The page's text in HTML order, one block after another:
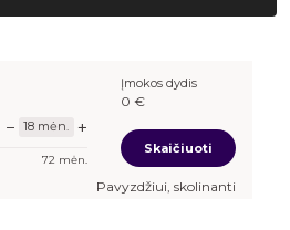
− 18 mėn. +
72 mėn.
Įmokos dydis
0 €
Skaičiuoti
Pavyzdžiui, skolinantis-€, kai